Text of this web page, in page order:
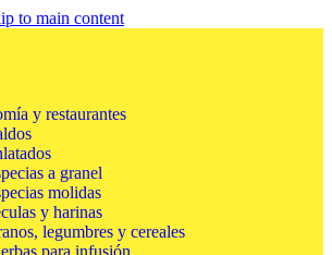
to main content
y restaurantes
a granel
molidas
y harinas
legumbres y cereales
para infusión